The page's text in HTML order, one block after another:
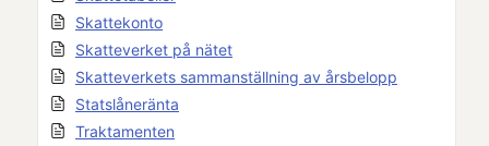
Skattekonto
Skatteverket på nätet
Skatteverkets sammanställning av årsbelopp
Statslåneränta
Traktamenten